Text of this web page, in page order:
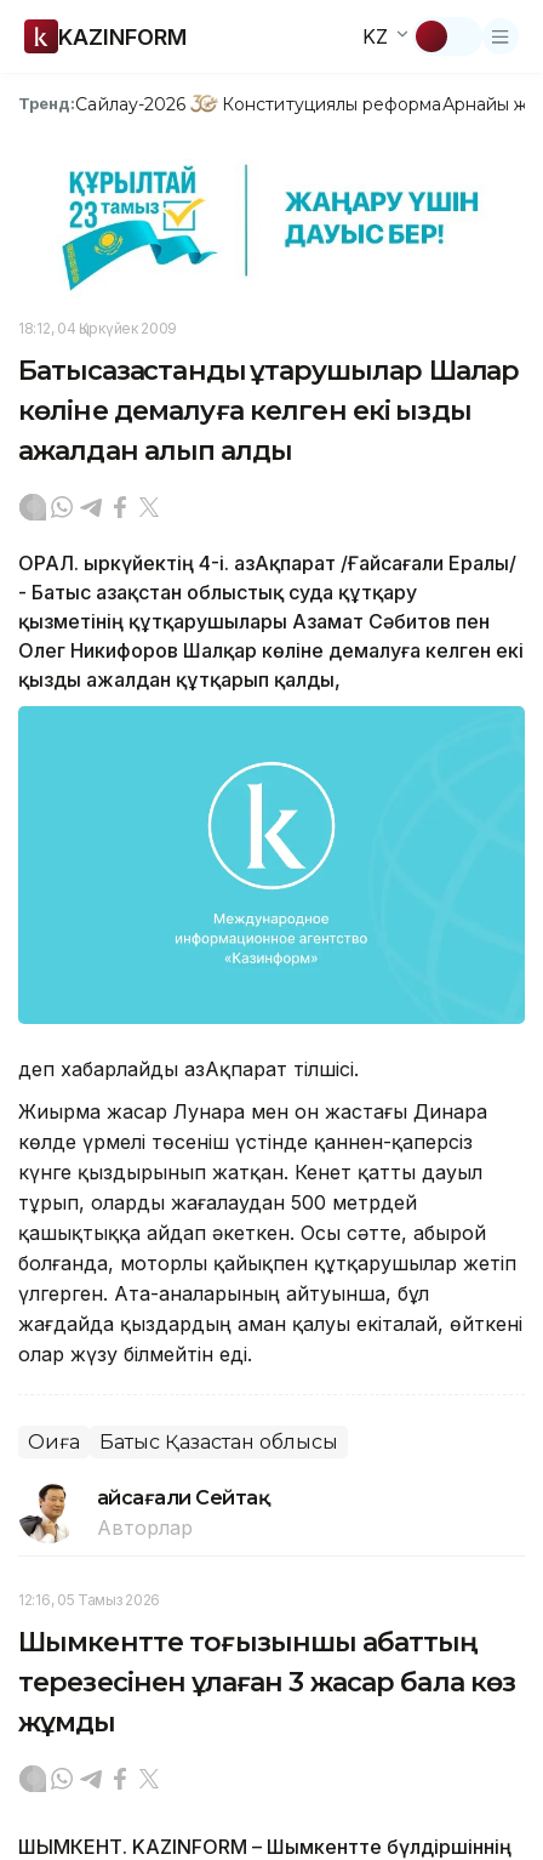
KAZINFORM KZ
Тренд:Сайлау-2026 Конституциялық реформаАрнайы
18:12, 04 Қыркүйек 2009
Батысқазақстандық құтқарушылар Шалқар
көліне демалуға келген екі қызды
ажалдан алып қалды
ОРАЛ. Қыркүйектің 4-і. ҚазАқпарат /Ғайсағали Ералы/
- Батыс Қазақстан облыстық суда құтқару
қызметінің құтқарушылары Азамат Сәбитов пен
Олег Никифоров Шалқар көліне демалуға келген екі
қызды ажалдан құтқарып қалды,
деп хабарлайды ҚазАқпарат тілшісі.
Жиырма жасар Лунара мен он жастағы Динара
көлде үрмелі төсеніш үстінде қаннен-қаперсіз
күнге қыздырынып жатқан. Кенет қатты дауыл
тұрып, оларды жағалаудан 500 метрдей
қашықтыққа айдап әкеткен. Осы сәтте, абырой
болғанда, моторлы қайықпен құтқарушылар жетіп
үлгерген. Ата-аналарының айтуынша, бұл
жағдайда қыздардың аман қалуы екіталай, өйткені
олар жүзу білмейтін еді.
Оқиға Батыс Қазақстан облысы
Ғайсағали Сейтақ
Авторлар
12:16, 05 Тамыз 2026
Шымкентте тоғызыншы қабаттың
терезесінен құлаған 3 жасар бала көз
жұмды
ШЫМКЕНТ. KAZINFORM – Шымкентте бүлдіршіннің